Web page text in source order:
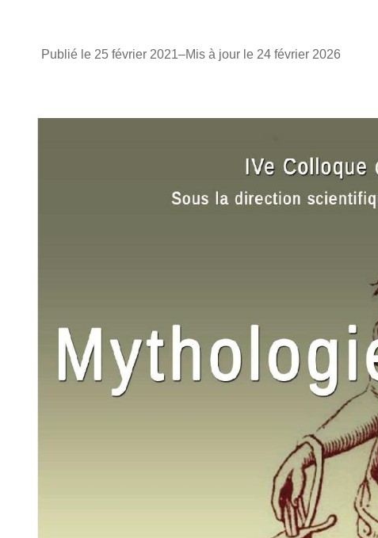
Publié le 25 février 2021–Mis à jour le 24 février 2026